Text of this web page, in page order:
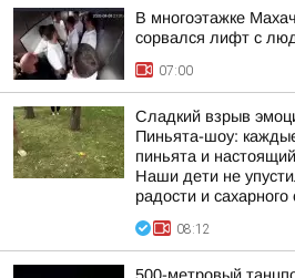
В многоэтажке
сорвался лифт с
07:00
Сладкий взрыв
Пиньята-шоу:
пиньята и
Наши дети не
радости и сахарного
08:12